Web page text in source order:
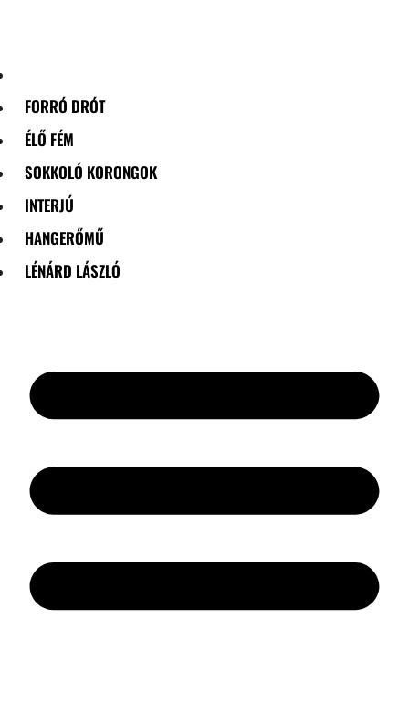
FORRÓ DRÓT
ÉLŐ FÉM
SOKKOLÓ KORONGOK
INTERJÚ
HANGERŐMŰ
LÉNÁRD LÁSZLÓ